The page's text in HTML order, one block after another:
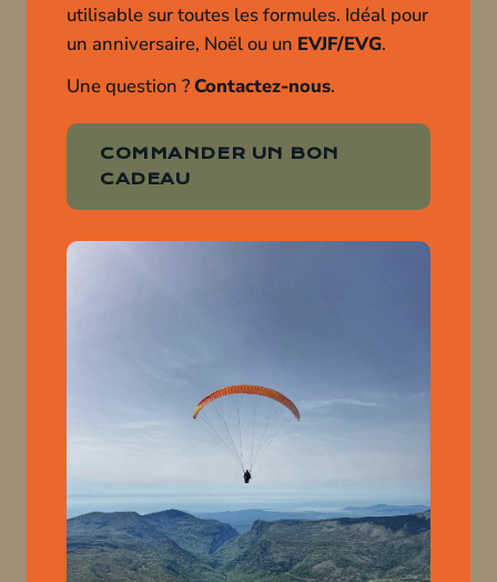
utilisable sur toutes les formules. Idéal pour
un anniversaire, Noël ou un EVJF/EVG.
Une question ?Contactez-nous.
COMMANDER UN BON
CADEAU